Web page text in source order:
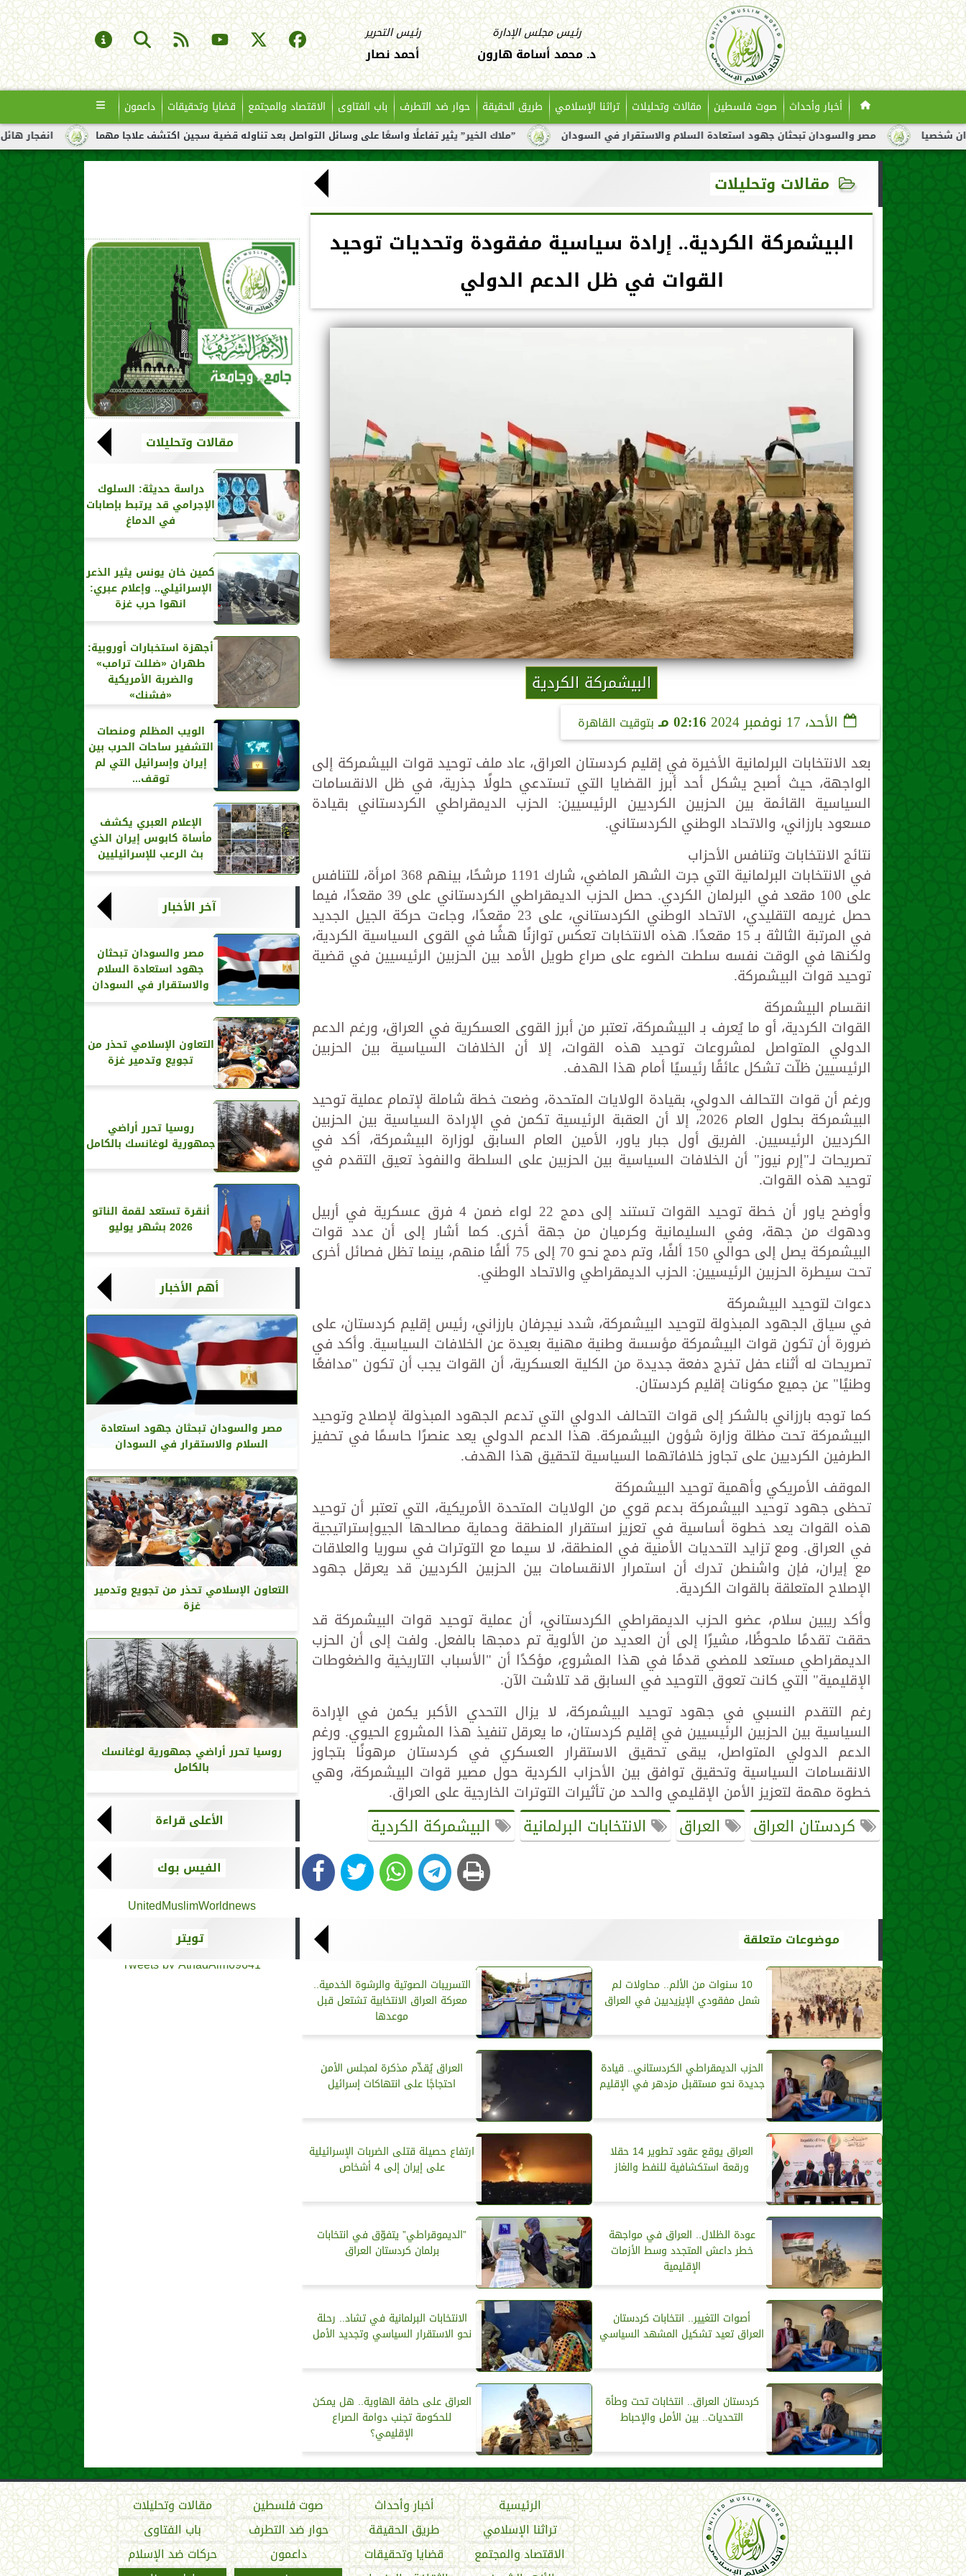
رئيس مجلس الإدارة
د. محمد أسامة هارون
رئيس التحرير
أحمد نصار
أخبار وأحداث صوت فلسطين مقالات وتحليلات تراثنا الإسلامي طريق الحقيقة حوار ضد التطرف باب الفتاوى الاقتصاد والمجتمع قضايا وتحقيقات داعمون
انفجار هائل لناقلة نفط ”ملاك الخير” يثير تفاعلًا واسعًا على وسائل التواصل بعد تناوله قضية سجين اكتشف علاجا مهما مصر والسودان تبحثان جهود استعادة السلام والاستقرار في السودان
مقالات وتحليلات
البيشمركة الكردية.. إرادة سياسية مفقودة وتحديات توحيد
القوات في ظل الدعم الدولي
البيشمركة الكردية
الأحد، 17 نوفمبر 2024 02:16 مـ بتوقيت القاهرة
بعد الانتخابات البرلمانية الأخيرة في إقليم كردستان العراق، عاد ملف توحيد قوات البيشمركة إلى
الواجهة، حيث أصبح يشكل أحد أبرز القضايا التي تستدعي حلولًا جذرية، في ظل الانقسامات
السياسية القائمة بين الحزبين الكرديين الرئيسيين: الحزب الديمقراطي الكردستاني بقيادة
مسعود بارزاني، والاتحاد الوطني الكردستاني.
نتائج الانتخابات وتنافس الأحزاب
في الانتخابات البرلمانية التي جرت الشهر الماضي، شارك 1191 مرشحًا، بينهم 368 امرأة، للتنافس
على 100 مقعد في البرلمان الكردي. حصل الحزب الديمقراطي الكردستاني على 39 مقعدًا، فيما
حصل غريمه التقليدي، الاتحاد الوطني الكردستاني، على 23 مقعدًا، وجاءت حركة الجيل الجديد
في المرتبة الثالثة بـ 15 مقعدًا. هذه الانتخابات تعكس توازنًا هشًا في القوى السياسية الكردية،
ولكنها في الوقت نفسه سلطت الضوء على صراع طويل الأمد بين الحزبين الرئيسيين في قضية
توحيد قوات البيشمركة.
انقسام البيشمركة
القوات الكردية، أو ما يُعرف بـ البيشمركة، تعتبر من أبرز القوى العسكرية في العراق، ورغم الدعم
الدولي المتواصل لمشروعات توحيد هذه القوات، إلا أن الخلافات السياسية بين الحزبين
الرئيسيين ظلّت تشكل عائقًا رئيسيًا أمام هذا الهدف.
ورغم أن قوات التحالف الدولي، بقيادة الولايات المتحدة، وضعت خطة شاملة لإتمام عملية توحيد
البيشمركة بحلول العام 2026، إلا أن العقبة الرئيسية تكمن في الإرادة السياسية بين الحزبين
الكرديين الرئيسيين. الفريق أول جبار ياور، الأمين العام السابق لوزارة البيشمركة، أكد في
تصريحات لـ"إرم نيوز" أن الخلافات السياسية بين الحزبين على السلطة والنفوذ تعيق التقدم في
توحيد هذه القوات.
وأوضح ياور أن خطة توحيد القوات تستند إلى دمج 22 لواء ضمن 4 فرق عسكرية في أربيل
ودهوك من جهة، وفي السليمانية وكرميان من جهة أخرى. كما أشار إلى أن عدد قوات
البيشمركة يصل إلى حوالي 150 ألفًا، وتم دمج نحو 70 إلى 75 ألفًا منهم، بينما تظل فصائل أخرى
تحت سيطرة الحزبين الرئيسيين: الحزب الديمقراطي والاتحاد الوطني.
دعوات لتوحيد البيشمركة
في سياق الجهود المبذولة لتوحيد البيشمركة، شدد نيجرفان بارزاني، رئيس إقليم كردستان، على
ضرورة أن تكون قوات البيشمركة مؤسسة وطنية مهنية بعيدة عن الخلافات السياسية. وأكد في
تصريحات له أثناء حفل تخرج دفعة جديدة من الكلية العسكرية، أن القوات يجب أن تكون "مدافعًا
وطنيًا" عن جميع مكونات إقليم كردستان.
كما توجه بارزاني بالشكر إلى قوات التحالف الدولي التي تدعم الجهود المبذولة لإصلاح وتوحيد
البيشمركة تحت مظلة وزارة شؤون البيشمركة. هذا الدعم الدولي يعد عنصرًا حاسمًا في تحفيز
الطرفين الكرديين على تجاوز خلافاتهما السياسية لتحقيق هذا الهدف.
الموقف الأمريكي وأهمية توحيد البيشمركة
تحظى جهود توحيد البيشمركة بدعم قوي من الولايات المتحدة الأمريكية، التي تعتبر أن توحيد
هذه القوات يعد خطوة أساسية في تعزيز استقرار المنطقة وحماية مصالحها الجيوإستراتيجية
في العراق. ومع تزايد التحديات الأمنية في المنطقة، لا سيما مع التوترات في سوريا والعلاقات
مع إيران، فإن واشنطن تدرك أن استمرار الانقسامات بين الحزبين الكرديين قد يعرقل جهود
الإصلاح المتعلقة بالقوات الكردية.
وأكد ريبين سلام، عضو الحزب الديمقراطي الكردستاني، أن عملية توحيد قوات البيشمركة قد
حققت تقدمًا ملحوظًا، مشيرًا إلى أن العديد من الألوية تم دمجها بالفعل. ولفت إلى أن الحزب
الديمقراطي مستعد للمضي قدمًا في هذا المشروع، مؤكدًا أن "الأسباب التاريخية والضغوطات
الإقليمية" التي كانت تعوق التوحيد في السابق قد تلاشت الآن.
رغم التقدم النسبي في جهود توحيد البيشمركة، لا يزال التحدي الأكبر يكمن في الإرادة
السياسية بين الحزبين الرئيسيين في إقليم كردستان، ما يعرقل تنفيذ هذا المشروع الحيوي. ورغم
الدعم الدولي المتواصل، يبقى تحقيق الاستقرار العسكري في كردستان مرهونًا بتجاوز
الانقسامات السياسية وتحقيق توافق بين الأحزاب الكردية حول مصير قوات البيشمركة، وهي
خطوة مهمة لتعزيز الأمن الإقليمي والحد من تأثيرات التوترات الخارجية على العراق.
كردستان العراق العراق الانتخابات البرلمانية البيشمركة الكردية
موضوعات متعلقة
10 سنوات من الألم.. محاولات لم
شمل مفقودي الإيزيديين في العراق
التسريبات الصوتية والرشوة الخدمية..
معركة العراق الانتخابية تشتعل قبل
موعدها
الحزب الديمقراطي الكردستاني.. قيادة
جديدة نحو مستقبل مزدهر في الإقليم
العراق يُقدِّم مذكرة لمجلس الأمن
احتجاجًا على انتهاكات إسرائيل
العراق يوقع عقود تطوير 14 حقلا
ورقعة استكشافية للنفط والغاز
ارتفاع حصيلة قتلى الضربات الإسرائيلية
على إيران إلى 4 أشخاص
عودة الظلال.. العراق في مواجهة
خطر داعش المتجدد وسط الأزمات
الإقليمية
”الديموقراطي” يتفوّق في انتخابات
برلمان كردستان العراق
أصوات التغيير.. انتخابات كردستان
العراق تعيد تشكيل المشهد السياسي
الانتخابات البرلمانية في تشاد.. رحلة
نحو الاستقرار السياسي وتجديد الأمل
كردستان العراق.. انتخابات تحت وطأة
التحديات.. بين الأمل والإحباط
العراق على حافة الهاوية.. هل يمكن
للحكومة تجنب دوامة الصراع
الإقليمي؟
مقالات وتحليلات
دراسة حديثة: السلوك
الإجرامي قد يرتبط بإصابات
في الدماغ
كمين خان يونس يثير الذعر
الإسرائيلي.. وإعلام عبري:
انهوا حرب غزة
أجهزة استخبارات أوروبية:
طهران «ضللت ترامب»
والضربة الأمريكية
«فشنك»
الويب المظلم ومنصات
التشفير ساحات الحرب بين
إيران وإسرائيل التي لم
توقف...
الإعلام العبري يكشف
مأساة كابوس إيران الذي
بث الرعب للإسرائيليين
آخر الأخبار
مصر والسودان تبحثان
جهود استعادة السلام
والاستقرار في السودان
التعاون الإسلامي تحذر من
تجويع وتدمير غزة
روسيا تحرر أراضي
جمهورية لوغانسك بالكامل
أنقرة تستعد لقمة الناتو
2026 بشهر يوليو
أهم الأخبار
مصر والسودان تبحثان جهود استعادة
السلام والاستقرار في السودان
التعاون الإسلامي تحذر من تجويع وتدمير
غزة
روسيا تحرر أراضي جمهورية لوغانسك
بالكامل
الأعلى قراءة
الفيس بوك
UnitedMuslimWorldnews
تويتر
Tweets by AthadAlm69641
الرئيسية أخبار وأحداث صوت فلسطين
مقالات وتحليلات
تراثنا الإسلامي
طريق الحقيقة حوار ضد التطرف
باب الفتاوى
الاقتصاد والمجتمع
قضايا وتحقيقات داعمون
حركات ضد الإسلام